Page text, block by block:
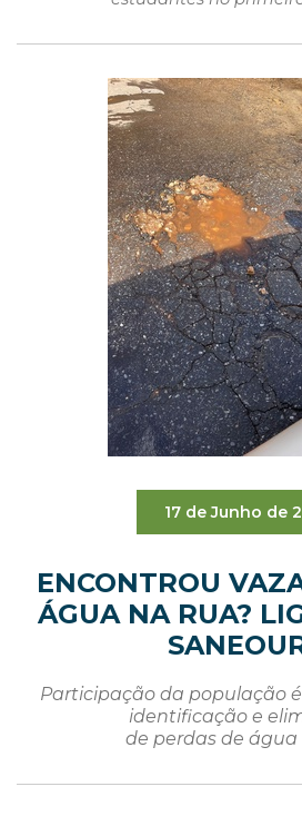
17 de Junho de
ENCONTROU
ÁGUA NA RUA?
Participação da população
identificação e
de perdas de